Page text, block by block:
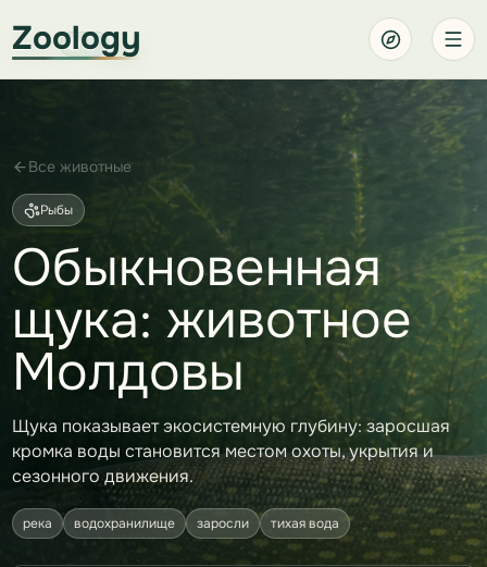
Zoology
Все животные
Рыбы
Обыкновенная
щука: животное
Молдовы
Щука показывает экосистемную глубину: заросшая
кромка воды становится местом охоты, укрытия и
сезонного движения.
река водохранилище заросли тихая вода